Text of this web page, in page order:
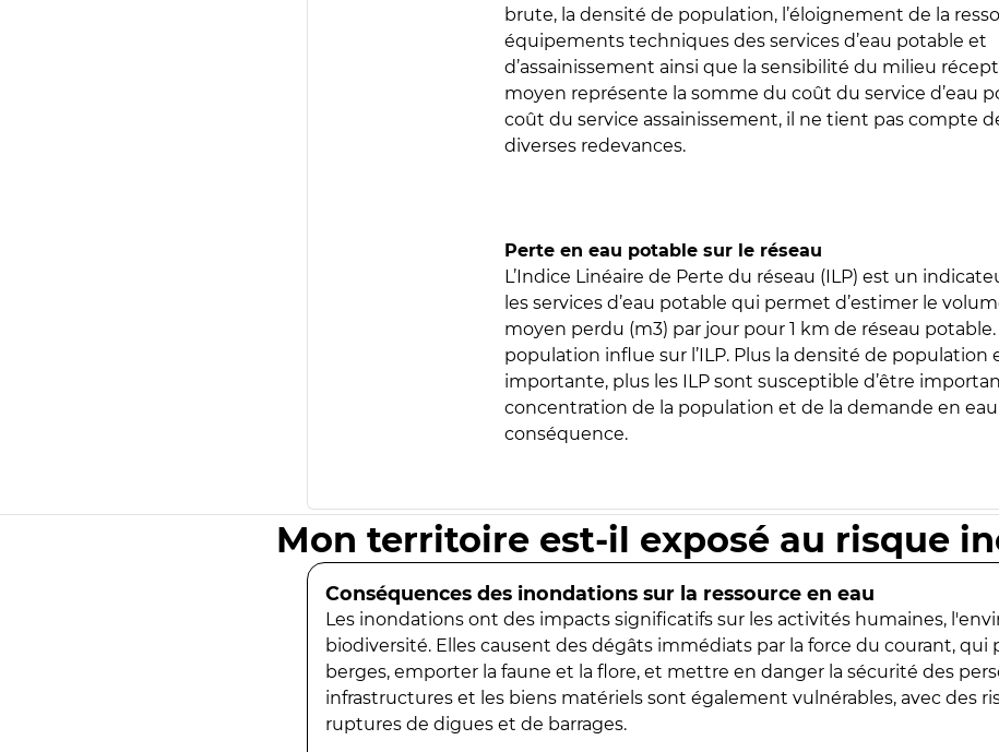
brute, la densité de population, l’éloignement de la
équipements techniques des services d’eau potable et
d’assainissement ainsi que la sensibilité du milieu
moyen représente la somme du coût du service d’eau
coût du service assainissement, il ne tient pas compte
diverses redevances.
Perte en eau potable sur le réseau
L’Indice Linéaire de Perte du réseau (ILP) est un
les services d’eau potable qui permet d’estimer le
moyen perdu (m3) par jour pour 1 km de réseau
population influe sur l’ILP. Plus la densité de population
importante, plus les ILP sont susceptible d’être
concentration de la population et de la demande en
conséquence.
Mon territoire est-il exposé au risque
Conséquences des inondations sur la ressource en eau
Les inondations ont des impacts significatifs sur les activités humaines,
biodiversité. Elles causent des dégâts immédiats par la force du courant, qui
berges, emporter la faune et la flore, et mettre en danger la sécurité des
infrastructures et les biens matériels sont également vulnérables, avec des
ruptures de digues et de barrages.